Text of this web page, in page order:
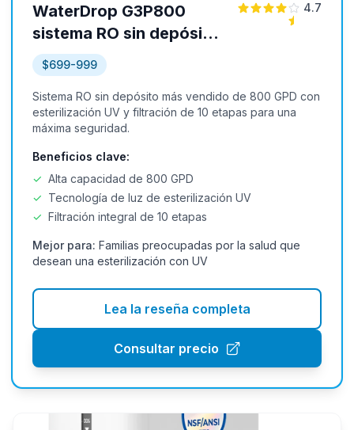
WaterDrop G3P800
sistema RO sin depósito
con luz de esterilización
UV
4.7
$699-999
Sistema RO sin depósito más vendido de 800 GPD con
esterilización UV y filtración de 10 etapas para una
máxima seguridad.
Beneficios clave:
✓ Alta capacidad de 800 GPD
✓ Tecnología de luz de esterilización UV
✓ Filtración integral de 10 etapas
Mejor para: Familias preocupadas por la salud que
desean una esterilización con UV
Lea la reseña completa
Consultar precio